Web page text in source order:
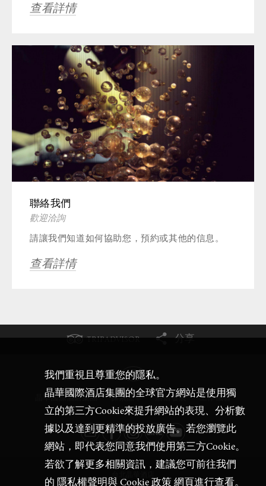
查看詳情
聯絡我們
歡迎洽詢
請讓我們知道如何協助您，預約或其他的信息。
查看詳情
分享
我們重視且尊重您的隱私。
晶華國際酒店集團的全球官方網站是使用獨
立的第三方Cookie來提升網站的表現、分析數
據以及達到更精準的投放廣告。若您瀏覽此
網站，即代表您同意我們使用第三方Cookie。
若欲了解更多相關資訊，建議您可前往我們
的 隱私權聲明與 Cookie 政策 網頁進行查看。
晶華國際酒店集團 探索晶華 酒店發展
工作機會
條款和隱私權